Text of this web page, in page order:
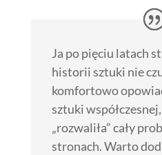
Ja po pięciu latach
historii sztuki nie
komfortowo
sztuki
„rozwaliła” cały
stronach. Warto